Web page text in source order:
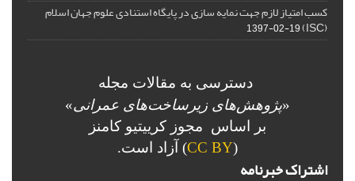
کسب امتیاز لازم جهت نمایه سازی در پایگاه استنادی علوم جهان اسلام
(ISC)
1397-02-19
دسترسی به مقالات مجله
«پژوهش‌های زیرساخت‌های عمرانی»
بر اساس مجوز کرییتیو کامنز
(
CC BY) آزاد است.
اشتراک خبرنامه